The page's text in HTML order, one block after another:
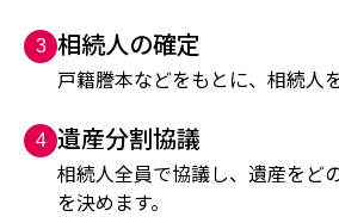
3 相続人の確定
戸籍謄本などをもとに、相続人
4 遺産分割協議
相続人全員で協議し、遺産をど
を決めます。